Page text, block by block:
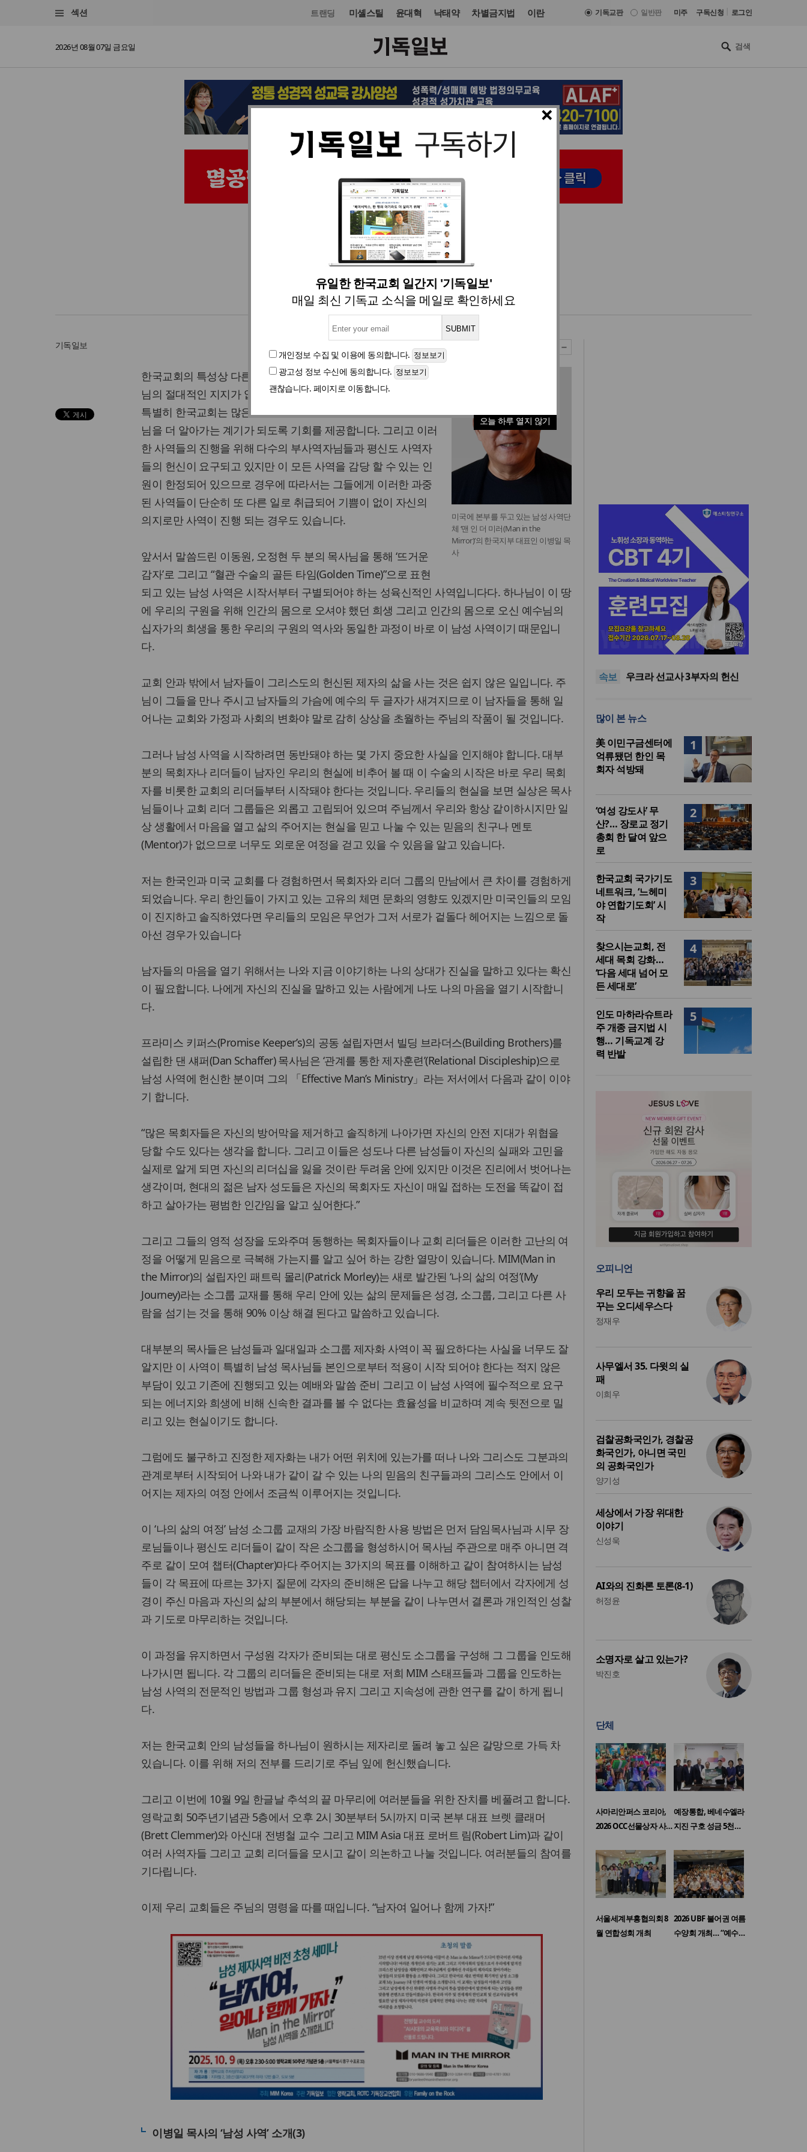
섹션 트랜딩 미셸스틸 윤대혁 낙태약 차별금지법 이란 기독교판 일반판 미주 구독신청 로그인
2026년 08월 07일 금요일
×
유일한 한국교회 일간지 '기독일보'
매일 최신 기독교 소식을 메일로 확인하세요
개인정보 수집 및 이용에 동의합니다.
광고성 정보 수신에 동의합니다.
괜찮습니다. 페이지로 이동합니다.
오늘 하루 열지 않기
오피니언·칼럼 칼럼 입력 2025. 09. 30 09:59
이병일 목사의 ‘남성 사역’ 소개(4)
기독일보
미국에 본부를 두고 있는 남성 사역단
체 ‘맨 인 더 미러(Man in the
Mirror)’의 한국지부 대표인 이병일 목
사
한국교회의 특성상 다른 모든 사역과 같이 남성 사역도 담임목사
님의 절대적인 지지가 없이는 시작하기가 힘든 것은 현실입니다.
특별히 한국교회는 많은 사역 및 프로그램을 통해 성도들에게 주
님을 더 알아가는 계기가 되도록 기회를 제공합니다. 그리고 이러
한 사역들의 진행을 위해 다수의 부사역자님들과 평신도 사역자
들의 헌신이 요구되고 있지만 이 모든 사역을 감당 할 수 있는 인
원이 한정되어 있으므로 경우에 따라서는 그들에게 이러한 과중
된 사역들이 단순히 또 다른 일로 취급되어 기쁨이 없이 자신의
의지로만 사역이 진행 되는 경우도 있습니다.
앞서서 말씀드린 이동원, 오정현 두 분의 목사님을 통해 ‘뜨거운
감자’로 그리고 “혈관 수술의 골든 타임(Golden Time)”으로 표현
되고 있는 남성 사역은 시작서부터 구별되어야 하는 성육신적인 사역입니다다. 하나님이 이 땅
에 우리의 구원을 위해 인간의 몸으로 오셔야 했던 희생 그리고 인간의 몸으로 오신 예수님의
십자가의 희생을 통한 우리의 구원의 역사와 동일한 과정이 바로 이 남성 사역이기 때문입니
다.
교회 안과 밖에서 남자들이 그리스도의 헌신된 제자의 삶을 사는 것은 쉽지 않은 일입니다. 주
님이 그들을 만나 주시고 남자들의 가슴에 예수의 두 글자가 새겨지므로 이 남자들을 통해 일
어나는 교회와 가정과 사회의 변화야 말로 감히 상상을 초월하는 주님의 작품이 될 것입니다.
그러나 남성 사역을 시작하려면 동반돼야 하는 몇 가지 중요한 사실을 인지해야 합니다. 대부
분의 목회자나 리더들이 남자인 우리의 현실에 비추어 볼 때 이 수술의 시작은 바로 우리 목회
자를 비롯한 교회의 리더들부터 시작돼야 한다는 것입니다. 우리들의 현실을 보면 실상은 목사
님들이나 교회 리더 그룹들은 외롭고 고립되어 있으며 주님께서 우리와 항상 같이하시지만 일
상 생활에서 마음을 열고 삶의 주어지는 현실을 믿고 나눌 수 있는 믿음의 친구나 멘토
(Mentor)가 없으므로 너무도 외로운 여정을 걷고 있을 수 있음을 알고 있습니다.
저는 한국인과 미국 교회를 다 경험하면서 목회자와 리더 그룹의 만남에서 큰 차이를 경험하게
되었습니다. 우리 한인들이 가지고 있는 고유의 체면 문화의 영향도 있겠지만 미국인들의 모임
이 진지하고 솔직하였다면 우리들의 모임은 무언가 그저 서로가 겉돌다 헤어지는 느낌으로 돌
아선 경우가 있습니다
남자들의 마음을 열기 위해서는 나와 지금 이야기하는 나의 상대가 진실을 말하고 있다는 확신
이 필요합니다. 나에게 자신의 진실을 말하고 있는 사람에게 나도 나의 마음을 열기 시작합니
다.
프라미스 키퍼스(Promise Keeper’s)의 공동 설립자면서 빌딩 브라더스(Building Brothers)를
설립한 댄 섀퍼(Dan Schaffer) 목사님은 ‘관계를 통한 제자훈련’(Relational Discipleship)으로
남성 사역에 헌신한 분이며 그의 「Effective Man’s Ministry」라는 저서에서 다음과 같이 이야
기 합니다.
“많은 목회자들은 자신의 방어막을 제거하고 솔직하게 나아가면 자신의 안전 지대가 위협을
당할 수도 있다는 생각을 합니다. 그리고 이들은 성도나 다른 남성들이 자신의 실패와 고민을
실제로 알게 되면 자신의 리더십을 잃을 것이란 두려움 안에 있지만 이것은 진리에서 벗어나는
생각이며, 현대의 젊은 남자 성도들은 자신의 목회자도 자신이 매일 접하는 도전을 똑같이 접
하고 살아가는 평범한 인간임을 알고 싶어한다.”
그리고 그들의 영적 성장을 도와주며 동행하는 목회자들이나 교회 리더들은 이러한 고난의 여
정을 어떻게 믿음으로 극복해 가는지를 알고 싶어 하는 강한 열망이 있습니다. MIM(Man in
the Mirror)의 설립자인 패트릭 몰리(Patrick Morley)는 새로 발간된 ‘나의 삶의 여정’(My
Journey)라는 소그룹 교재를 통해 우리 안에 있는 삶의 문제들은 성경, 소그룹, 그리고 다른 사
람을 섬기는 것을 통해 90% 이상 해결 된다고 말씀하고 있습니다.
대부분의 목사들은 남성들과 일대일과 소그룹 제자화 사역이 꼭 필요하다는 사실을 너무도 잘
알지만 이 사역이 특별히 남성 목사님들 본인으로부터 적용이 시작 되어야 한다는 적지 않은
부담이 있고 기존에 진행되고 있는 예배와 말씀 준비 그리고 이 남성 사역에 필수적으로 요구
되는 에너지와 희생에 비해 신속한 결과를 볼 수 없다는 효율성을 비교하며 계속 뒷전으로 밀
리고 있는 현실이기도 합니다.
그럼에도 불구하고 진정한 제자화는 내가 어떤 위치에 있는가를 떠나 나와 그리스도 그분과의
관계로부터 시작되어 나와 내가 같이 갈 수 있는 나의 믿음의 친구들과의 그리스도 안에서 이
어지는 제자의 여정 안에서 조금씩 이루어지는 것입니다.
이 ‘나의 삶의 여정’ 남성 소그룹 교재의 가장 바람직한 사용 방법은 먼저 담임목사님과 시무 장
로님들이나 평신도 리더들이 같이 작은 소그룹을 형성하시어 목사님 주관으로 매주 아니면 격
주로 같이 모여 챕터(Chapter)마다 주어지는 3가지의 목표를 이해하고 같이 참여하시는 남성
들이 각 목표에 따르는 3가지 질문에 각자의 준비해온 답을 나누고 해당 챕터에서 각자에게 성
경이 주신 마음과 자신의 삶의 부분에서 해당되는 부분을 같이 나누면서 결론과 개인적인 성찰
과 기도로 마무리하는 것입니다.
이 과정을 유지하면서 구성원 각자가 준비되는 대로 평신도 소그룹을 구성해 그 그룹을 인도해
나가시면 됩니다. 각 그룹의 리더들은 준비되는 대로 저희 MIM 스태프들과 그룹을 인도하는
남성 사역의 전문적인 방법과 그룹 형성과 유지 그리고 지속성에 관한 연구를 같이 하게 됩니
다.
저는 한국교회 안의 남성들을 하나님이 원하시는 제자리로 돌려 놓고 싶은 갈망으로 가득 차
있습니다. 이를 위해 저의 전부를 드리기로 주님 잎에 헌신했습니다.
그리고 이번에 10월 9일 한글날 추석의 끝 마무리에 여러분들을 위한 잔치를 베풀려고 합니다.
영락교회 50주년기념관 5층에서 오후 2시 30분부터 5시까지 미국 본부 대표 브렛 클래머
(Brett Clemmer)와 아신대 전병철 교수 그리고 MIM Asia 대표 로버트 림(Robert Lim)과 같이
여러 사역자들 그리고 교회 리더들을 모시고 같이 의논하고 나눌 것입니다. 여러분들의 참여를
기다립니다.
이제 우리 교회들은 주님의 명령을 따를 때입니다. “남자여 일어나 함께 가자!”
이병일 목사의 ‘남성 사역’ 소개(3)
속보
[최원호 목사의 영혼의 양식 63]
말씀은 같은데 왜 열매는 다를
美 이민구금센터에 억류됐던
“미사일 속에서도 복음은 전해
“미래 선교, 분쟁·빈곤 지역 출
발
말씀은 같은데 왜 열매는 다를
美 이민구금센터에 억류됐던
한인 목회자 석방돼
많이 본 뉴스
1
美 이민구금센터에
억류됐던 한인 목
회자 석방돼
2
‘여성 강도사’ 무
산?… 장로교 정기
총회 한 달여 앞으
로
3
한국교회 국가기도
네트워크, ‘느헤미
야 연합기도회’ 시
작
4
찾으시는교회, 전
세대 목회 강화…
‘다음 세대 넘어 모
든 세대로’
5
인도 마하라슈트라
주 개종 금지법 시
행… 기독교계 강
력 반발
오피니언
우리 모두는 귀향을 꿈
꾸는 오디세우스다
정재우
사무엘서 35. 다윗의 실
패
이희우
검찰공화국인가, 경찰공
화국인가, 아니면 국민
의 공화국인가
양기성
세상에서 가장 위대한
이야기
신성욱
AI와의 진화론 토론(8-1)
허정윤
소명자로 살고 있는가?
박진호
단체
사마리안퍼스 코리아,
2026 OCC선물상자 사…
예장통합, 베네수엘라
지진 구호 성금 5천…
서울세계부흥협의회 8
월 연합성회 개최
2026 UBF 불어권 여름
수양회 개최… “예수…